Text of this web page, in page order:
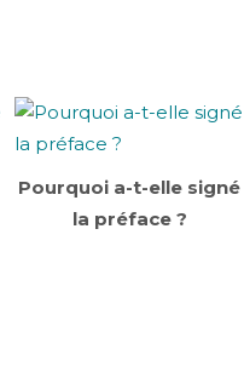
Pourquoi a-t-elle signé
la préface ?